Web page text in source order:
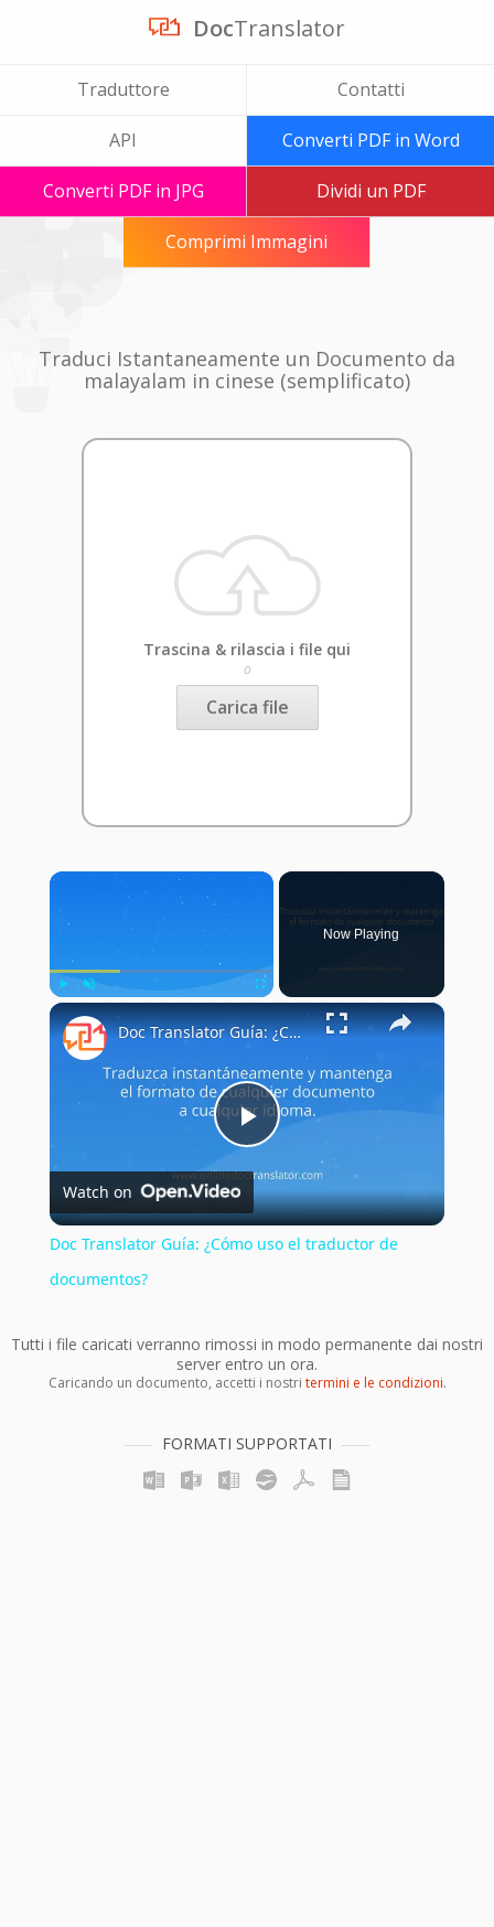
DocTranslator
Traduttore Contatti
API Converti PDF in Word
Converti PDF in JPG Dividi un PDF
Comprimi Immagini
Traduci Istantaneamente un Documento da
malayalam in cinese (semplificato)
Trascina & rilascia i file qui
o
Carica file
×
Play Unmute Fullscreen
Now Playing
×
Play
Video
Doc Translator Guía: ¿Cómo uso el traductor de documentos?
Watch on
Doc Translator Guía: ¿Cómo uso el traductor de
documentos?
Tutti i file caricati verranno rimossi in modo permanente dai nostri
server entro un ora.
Caricando un documento, accetti i nostri termini e le condizioni.
FORMATI SUPPORTATI